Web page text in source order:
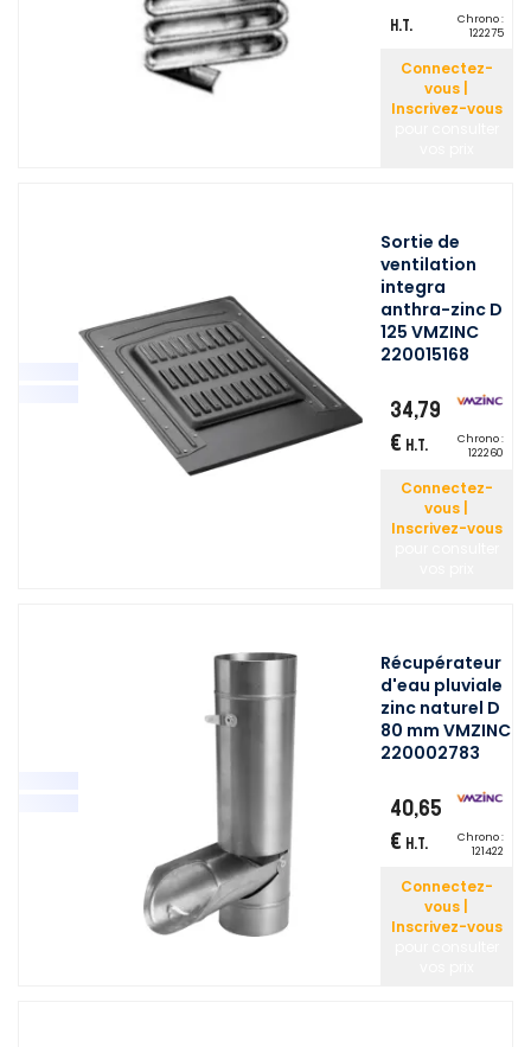
H.T.
Chrono :
122275
Connectez-
vous |
Inscrivez-vous
Sortie de
ventilation
integra
anthra-zinc D
125 VMZINC
220015168
34,79
€ H.T.
Chrono :
122260
Connectez-
vous |
Inscrivez-vous
Récupérateur
d'eau pluviale
zinc naturel D
80 mm VMZINC
220002783
40,65
€ H.T.
Chrono :
121422
Connectez-
vous |
Inscrivez-vous